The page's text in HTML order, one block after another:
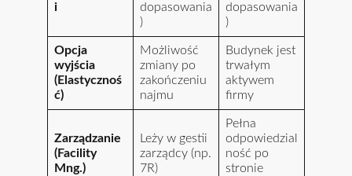
i
dopasowania
)
dopasowania
)
Opcja
wyjścia
(Elastycznoś
ć)
Możliwość
zmiany po
zakończeniu
najmu
Budynek jest
trwałym
aktywem
firmy
Zarządzanie
(Facility
Mng.)
Leży w gestii
zarządcy (np.
7R)
Pełna
odpowiedzial
ność po
stronie